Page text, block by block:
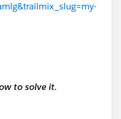
to solve it.